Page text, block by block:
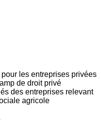
les entreprises privées
de droit privé
des entreprises relevant
agricole